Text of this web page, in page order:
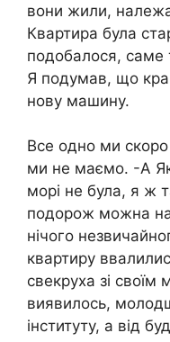
вони жили,
Квартира була
подобалося, саме
Я подумав, що
нову машину.
Все одно ми
ми не маємо. -А
морі не була, я ж
подорож можна на
нічого
квартиру
свекруха зі
виявилось,
інституту, а від